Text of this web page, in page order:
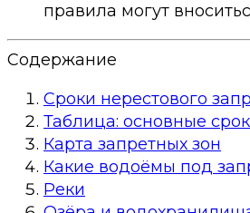
правила могут
Содержание
Сроки нерестового
Таблица: основные
Карта запретных зон
Какие водоёмы под
Реки